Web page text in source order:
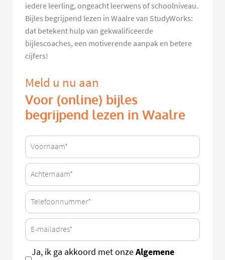
iedere leerling, ongeacht leerwens of schoolniveau.
Bijles begrijpend lezen in Waalre van StudyWorks:
dat betekent hulp van gekwalificeerde
bijlescoaches, een motiverende aanpak en betere
cijfers!
Meld u nu aan
Voor (online) bijles
begrijpend lezen in Waalre
Ja, ik ga akkoord met onzeAlgemene